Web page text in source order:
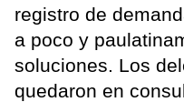
registro de
a poco y
soluciones. Los
quedaron en